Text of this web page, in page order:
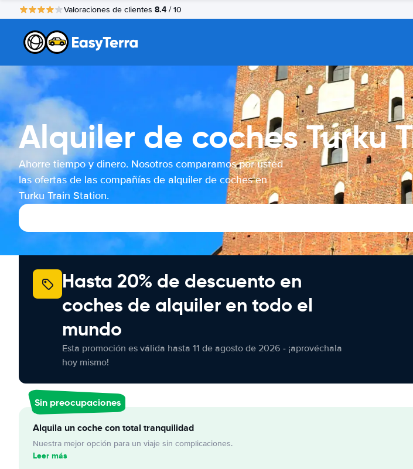
Valoraciones de clientes 8.4 / 10
Alquiler de coches Turku
Ahorre tiempo y dinero. Nosotros comparamos por usted
las ofertas de las compañías de alquiler de coches en
Turku Train Station.
Hasta 20% de descuento en
coches de alquiler en todo el
mundo
Esta promoción es válida hasta 11 de agosto de 2026 - ¡aprovéchala
hoy mismo!
Sin preocupaciones
Alquila un coche con total tranquilidad
Nuestra mejor opción para un viaje sin complicaciones.
Leer más